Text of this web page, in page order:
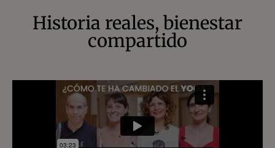
Historia reales, bienestar
compartido